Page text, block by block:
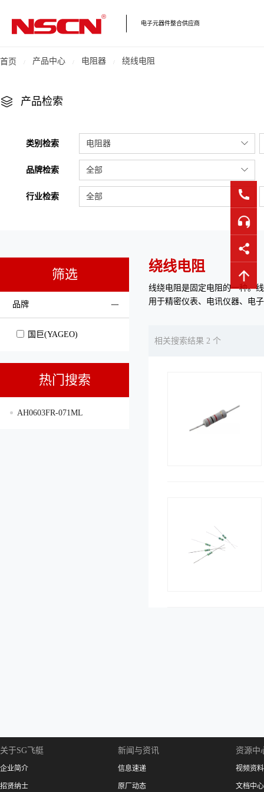
电子元器件整合供应商
首页 产品中心 电阻器 绕线电阻
产品检索
类别检索 电阻器
品牌检索 全部
行业检索 全部
筛选
品牌
国巨(YAGEO)
热门搜索
AH0603FR-071ML
绕线电阻
线绕电阻是固定电阻的一种。
用于精密仪表、电讯仪器、电
相关搜索结果 2 个
关于SG飞艇
企业简介
招贤纳士
新闻与资讯
信息速递
原厂动态
资源中
视频资料
文档中心